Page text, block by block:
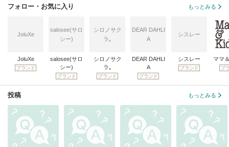
フォロー・お気に入り もっとみる
JoluXe
JoluXe
ブランド
salosee(サロ
シー)
salosee(サロ
シー)
ブランド
シロノサク
ラ｡
シロノサク
ラ｡
ブランド
DEAR DAHLI
A
DEAR DAHLI
A
ブランド
シスレー
シスレー
ブランド
ママ
ブ
投稿 もっとみる